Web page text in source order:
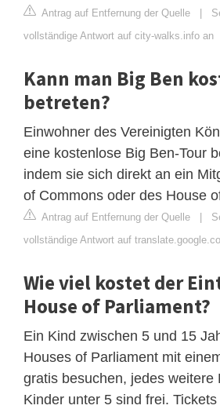
Antrag auf Entfernung der Quelle |
vollständige Antwort auf city-walks.info an
Kann man Big Ben
betreten?
Einwohner des Vereinigten
eine kostenlose Big Ben-Tour
indem sie sich direkt an ein
of Commons oder des House
Antrag auf Entfernung der Quelle |
vollständige Antwort auf
Wie viel kostet der
House of Parliament?
Ein Kind zwischen 5 und 15
Houses of Parliament mit
gratis besuchen, jedes weitere
Kinder unter 5 sind frei.